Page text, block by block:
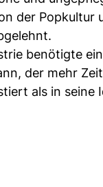
der Popkultur
benötigte
der mehr
als in seine